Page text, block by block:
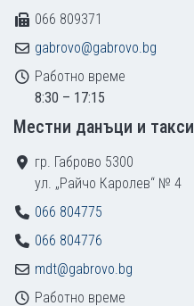
066 809371
gabrovo@gabrovo.bg
Работно време
8:30 – 17:15
Местни данъци и такси
гр. Габрово 5300
ул. „Райчо Каролев“ № 4
066 804775
066 804776
mdt@gabrovo.bg
Работно време